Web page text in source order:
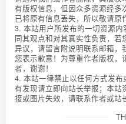
有版权信息，但因众多资源经多
已将原有信息丢失，所以敬请原
3. 本站用户所发布的一切资源
同其观点和对其真实性负责，
异议，请留言附说明联系邮箱，
您表示歉意！为尊重作者版权，
者，谢谢！
4. 本站一律禁止以任何方式发
有发现请立即向站长举报；本站
接或图片失效，请联系作者或站